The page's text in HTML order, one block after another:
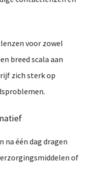
voor zowel
breed scala aan
zich sterk op
.
na één dag dragen
of